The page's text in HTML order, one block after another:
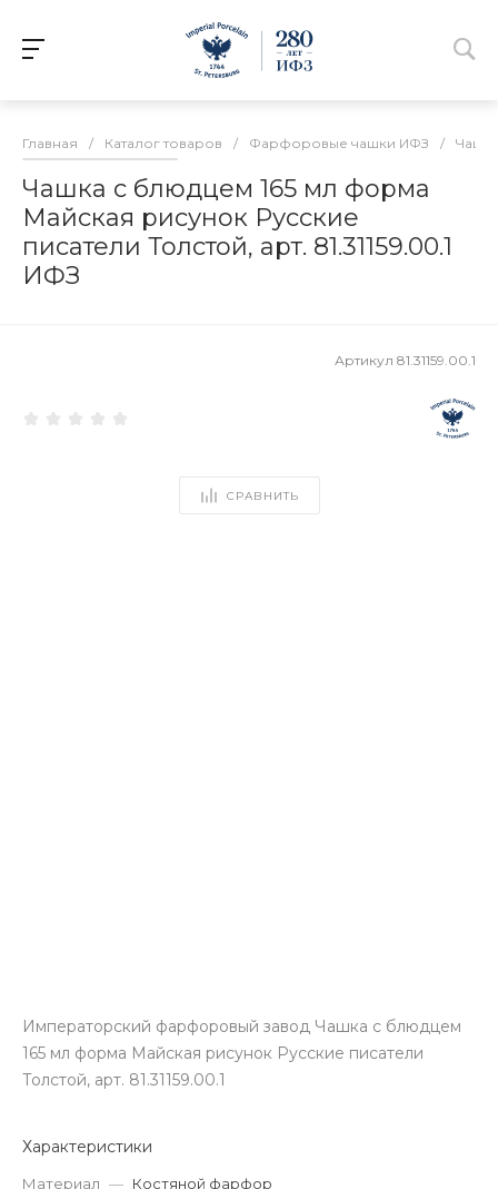
Главная / Каталог товаров / Фарфоровые чашки ИФЗ /
Чашка с блюдцем 165 мл форма
Майская рисунок Русские
писатели Толстой, арт. 81.31159.00.1
ИФЗ
Артикул 81.31159.00.1
СРАВНИТЬ
Императорский фарфоровый завод Чашка с блюдцем
165 мл форма Майская рисунок Русские писатели
Толстой, арт. 81.31159.00.1
Характеристики
Материал — Костяной фарфор